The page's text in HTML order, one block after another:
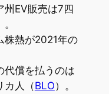
州EV販売は7四
。
株熱が2021年の
代償を払うのは
カ人（BLO）。